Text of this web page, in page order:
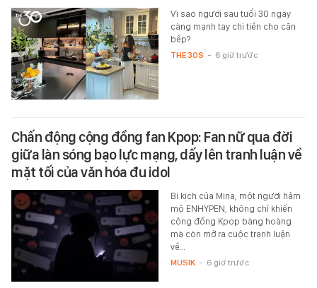
Vì sao người sau tuổi 30 ngày
càng mạnh tay chi tiền cho căn
bếp?
THE 30S - 6 giờ trước
Chấn động cộng đồng fan Kpop: Fan nữ qua đời
giữa làn sóng bạo lực mạng, dấy lên tranh luận về
mặt tối của văn hóa đu idol
Bi kịch của Mina, một người hâm
mộ ENHYPEN, không chỉ khiến
cộng đồng Kpop bàng hoàng
mà còn mở ra cuộc tranh luận
về…
MUSIK - 6 giờ trước